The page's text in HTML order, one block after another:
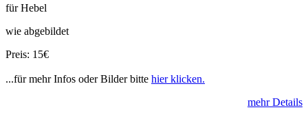
für Hebel
wie abgebildet
Preis: 15€
...für mehr Infos oder Bilder bitte hier klicken.
mehr Details